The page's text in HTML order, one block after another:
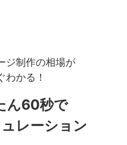
ジ制作の相場が
わかる！
ん60秒で
レーション